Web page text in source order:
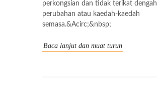
perkongsian dan tidak terikat dengah
perubahan atau kaedah-kaedah
semasa.&Acirc;&nbsp;
Baca lanjut dan muat turun